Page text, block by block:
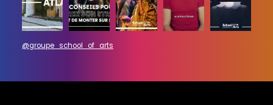
@groupe_school_of_arts